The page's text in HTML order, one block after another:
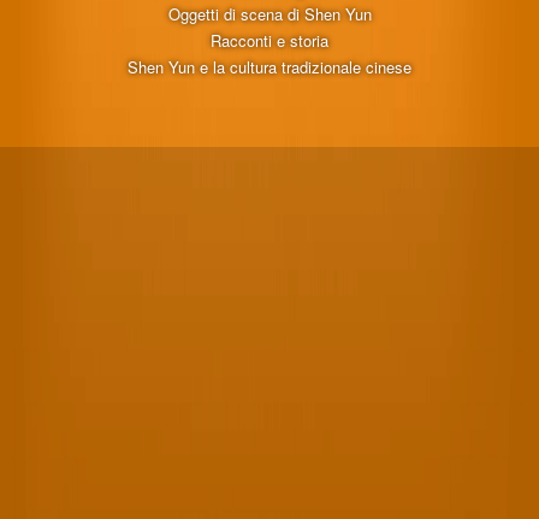
Oggetti di scena di Shen Yun
Racconti e storia
Shen Yun e la cultura tradizionale cinese